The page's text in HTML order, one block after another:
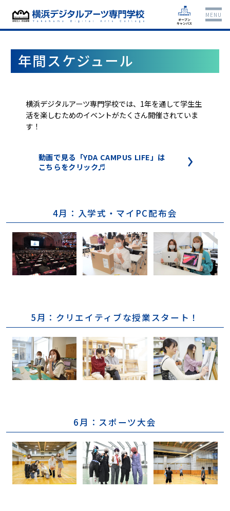
MENU
年間スケジュール
横浜デジタルアーツ専門学校では、1年を通して学生生
活を楽しむためのイベントがたくさん開催されていま
す！
動画で見る「YDA CAMPUS LIFE」は
こちらをクリック♬
4月：入学式・マイPC配布会
5月：クリエイティブな授業スタート！
6月：スポーツ大会